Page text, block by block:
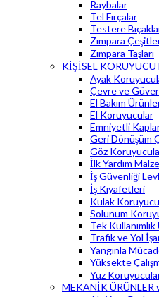
Raybalar
Tel Fırçalar
Testere
Zımpara
Zımpara Taşları
KİŞİSEL
Ayak
Çevre ve
El Bakım
El Koruyucular
Emniyetli
Geri Dönüşüm
Göz
İlk Yardım
İş Güvenliği
İş Kıyafetleri
Kulak
Solunum
Tek
Trafik ve Yol
Yangınla
Yüksekte
Yüz
MEKANİK ÜRÜNLER